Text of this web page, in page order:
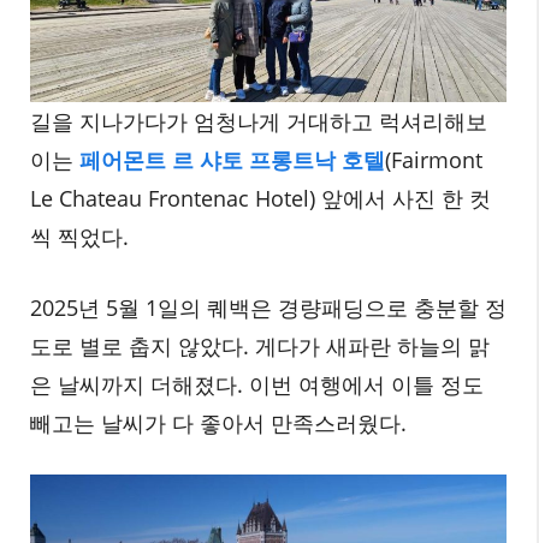
길을 지나가다가 엄청나게 거대하고 럭셔리해보
이는 페어몬트 르 샤토 프롱트낙 호텔(Fairmont
Le Chateau Frontenac Hotel) 앞에서 사진 한 컷
씩 찍었다.
2025년 5월 1일의 퀘백은 경량패딩으로 충분할 정
도로 별로 춥지 않았다. 게다가 새파란 하늘의 맑
은 날씨까지 더해졌다. 이번 여행에서 이틀 정도
빼고는 날씨가 다 좋아서 만족스러웠다.